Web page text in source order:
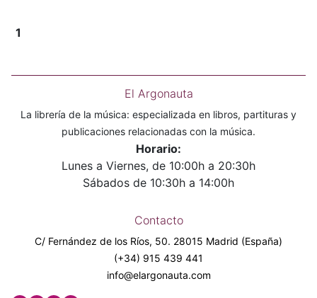
1
El Argonauta
La librería de la música: especializada en libros, partituras y
publicaciones relacionadas con la música.
Horario:
Lunes a Viernes, de 10:00h a 20:30h
Sábados de 10:30h a 14:00h
Contacto
C/ Fernández de los Ríos, 50. 28015 Madrid (España)
(+34) 915 439 441
info@elargonauta.com